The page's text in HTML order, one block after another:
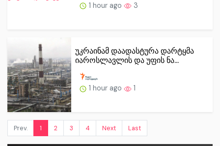
1 hour ago 3
უკრაინამ დაადასტურა დარტყმა
იაროსლავლის და უფის ნა...
1 hour ago 1
Prev. 1 2 3 4 Next Last